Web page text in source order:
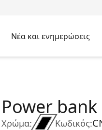
Νέα και ενημερώσεις
Χρώμα:
Power bank
Κωδικός: